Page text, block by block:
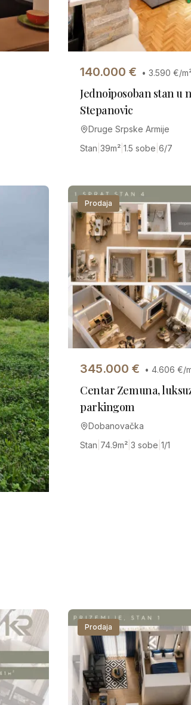
140.000 € • 3.590 €/
Jednoiposoban stan u
Stepanovic
Druge Srpske Armije
Stan 39m² 1.5 sobe 6/7
Prodaja
345.000 € • 4.606 €/
Centar Zemuna,
parkingom
Dobanovačka
Stan 74.9m² 3 sobe 1/1
Prodaja